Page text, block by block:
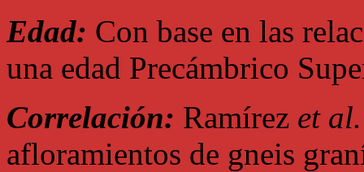
Edad: Con base en las
una edad Precámbrico
Correlación: Ramírez et al.
afloramientos de gneis